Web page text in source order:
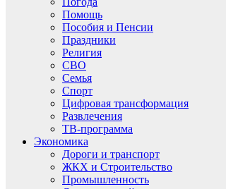
Помощь
Пособия и Пенсии
Праздники
Религия
СВО
Семья
Спорт
Цифровая трансформация
Развлечения
ТВ-программа
Экономика
Дороги и транспорт
ЖКХ и Строительство
Промышленность